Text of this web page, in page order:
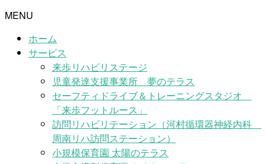
MENU
ホーム
サービス
来歩リハビリステージ
児童発達支援事業所 夢のテラス
セーフティドライブ＆トレーニングスタジオ
「来歩フットルース」
訪問リハビリテーション（河村循環器神経内科
周南リハ訪問ステーション）
小規模保育園 太陽のテラス